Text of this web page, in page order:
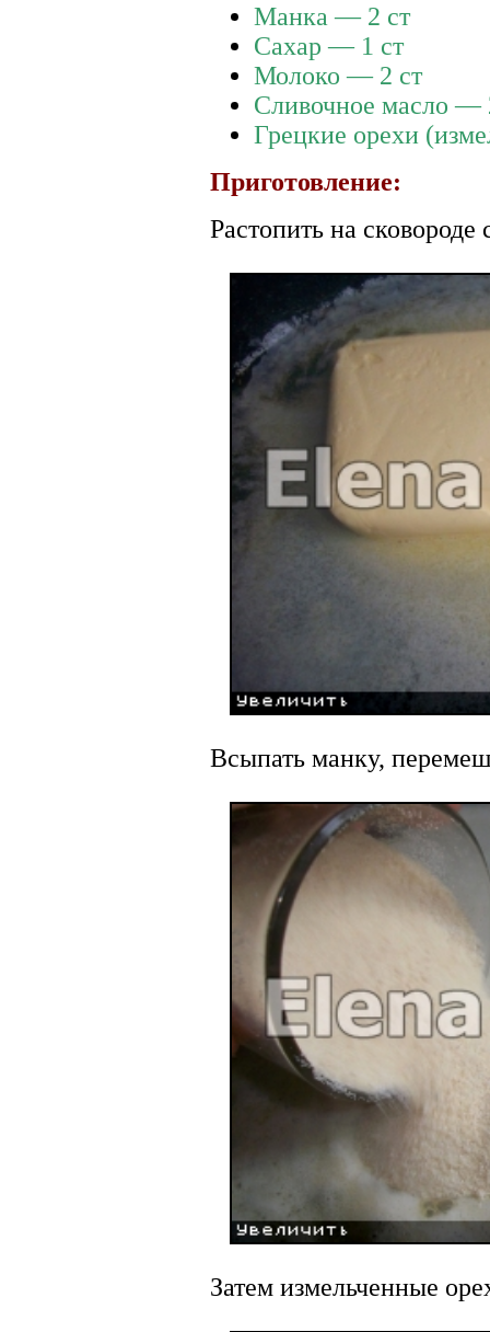
Манка — 2 ст
Сахар — 1 ст
Молоко — 2 ст
Сливочное масло —
Грецкие орехи
Приготовление:
Растопить на сковороде
Всыпать манку,
Затем измельченные